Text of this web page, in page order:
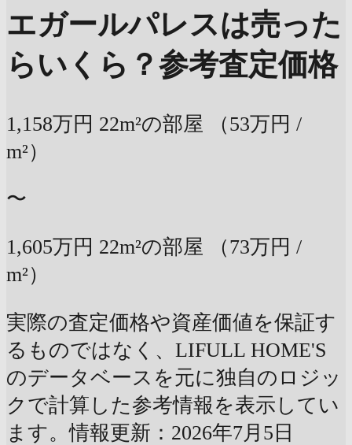
エガールパレスは売った
らいくら？参考査定価格
1,158万円 22m²の部屋
（53万円 /
m²）
〜
1,605万円 22m²の部屋
（73万円 /
m²）
実際の査定価格や資産価値を保証す
るものではなく、LIFULL HOME'S
のデータベースを元に独自のロジッ
クで計算した参考情報を表示してい
ます。情報更新：2026年7月5日